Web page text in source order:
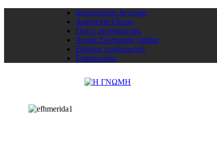
Δημοσιεύση Αγγελίας
Αναγγελία Γάμου
Γίνετε συνδρομητής
Αγορά Συνδρομής Online
Είσοδος συνδρομητή
Επικοινωνία